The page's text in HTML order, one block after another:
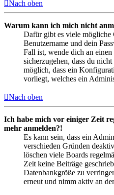
Nach oben
Warum kann ich mich nicht
Dafür gibt es viele mögliche
Benutzername und dein
Fall ist, wende dich an
sicherzugehen, dass du
möglich, dass ein
vorliegt, welches ein
Nach oben
Ich habe mich vor einiger Zeit
mehr anmelden?!
Es kann sein, dass ein
verschieden Gründen
löschen viele Boards
Zeit keine Beiträge
Datenbankgröße zu
erneut und nimm aktiv an